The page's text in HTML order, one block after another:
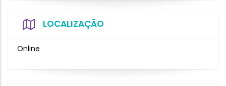
LOCALIZAÇÃO
Online